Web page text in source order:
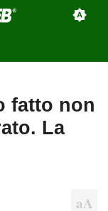
fatto non
La